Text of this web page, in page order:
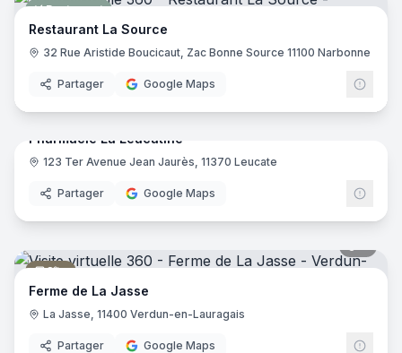
Restaurant
Restaurant La Source
32 Rue Aristide Boucicaut, Zac Bonne Source 11100 Narbonne
Partager Google Maps
Pharmacie
11
Pharmacie La Leucatine
123 Ter Avenue Jean Jaurès, 11370 Leucate
Partager Google Maps
Gîte
Ferme de La Jasse
La Jasse, 11400 Verdun-en-Lauragais
Partager Google Maps